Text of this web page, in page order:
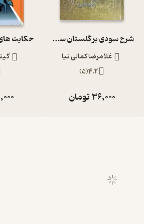
شرح سودی بر گلستان سعدی جلد 3
غلامرضا کمالی نیا
4.2
(
5
)
36,000تومان